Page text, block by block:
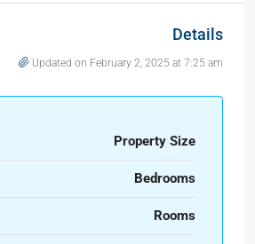
Details
Updated on February 2, 2025 at 7:25 am
Property Size
Bedrooms
Rooms